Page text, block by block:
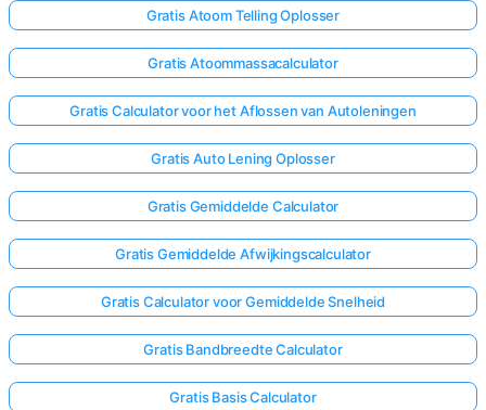
Gratis Atoom Telling Oplosser
Gratis Atoommassacalculator
Gratis Calculator voor het Aflossen van Autoleningen
Gratis Auto Lening Oplosser
Gratis Gemiddelde Calculator
Gratis Gemiddelde Afwijkingscalculator
Gratis Calculator voor Gemiddelde Snelheid
Gratis Bandbreedte Calculator
Gratis Basis Calculator